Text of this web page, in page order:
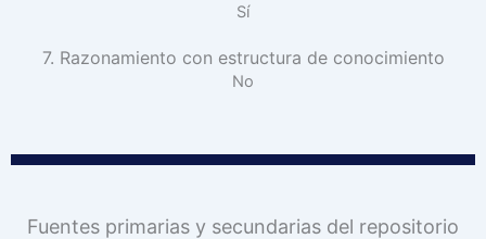
Sí
7. Razonamiento con estructura de conocimiento
No
Fuentes primarias y secundarias del repositorio